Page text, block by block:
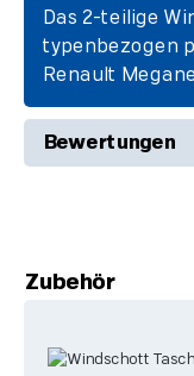
Das 2-teilige
typenbezogen
Renault
Bewertungen
Produktgalerie
Zubehör